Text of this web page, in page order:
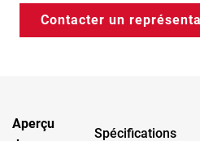
Contacter un
Aperçu
Spécifications